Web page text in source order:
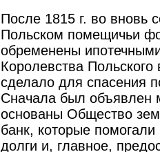
После 1815 г. во вновь
Польском помещичьи
обременены
Королевства
сделало для спасения
Сначала был объявлен
основаны Общество
банк, которые
долги и, главное,